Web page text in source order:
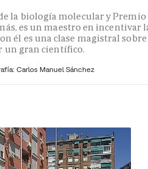
la biología molecular y Premio
es un maestro en incentivar
él es una clase magistral sobre
un gran científico.
Carlos Manuel Sánchez